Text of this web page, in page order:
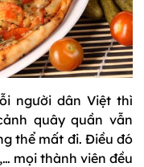
người dân Việt thì
quây quần vẫn
thể mất đi. Điều đó
mọi thành viên đều